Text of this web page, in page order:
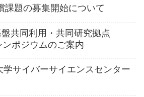
課題の募集開始について
共同利用・共同研究拠点
ポジウムのご案内
学サイバーサイエンスセンター